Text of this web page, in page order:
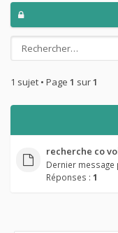
1 sujet • Page 1 sur1
recherche co
Dernier message
Réponses : 1